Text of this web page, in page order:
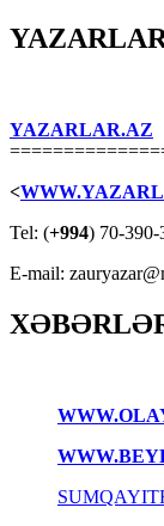
YAZARLAR.AZ
<
Tel: (+994) 70-390-
E-mail: